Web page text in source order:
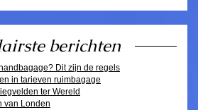
berichten
Dit zijn de regels
in tarieven ruimbagage
ter Wereld
van Londen